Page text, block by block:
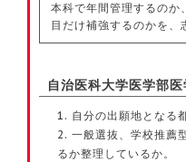
本科で年間管理するのか
目だけ補強するのかを、
自治医科大学医学部
自分の出願地となる
一般選抜、学校推薦
るか整理しているか。